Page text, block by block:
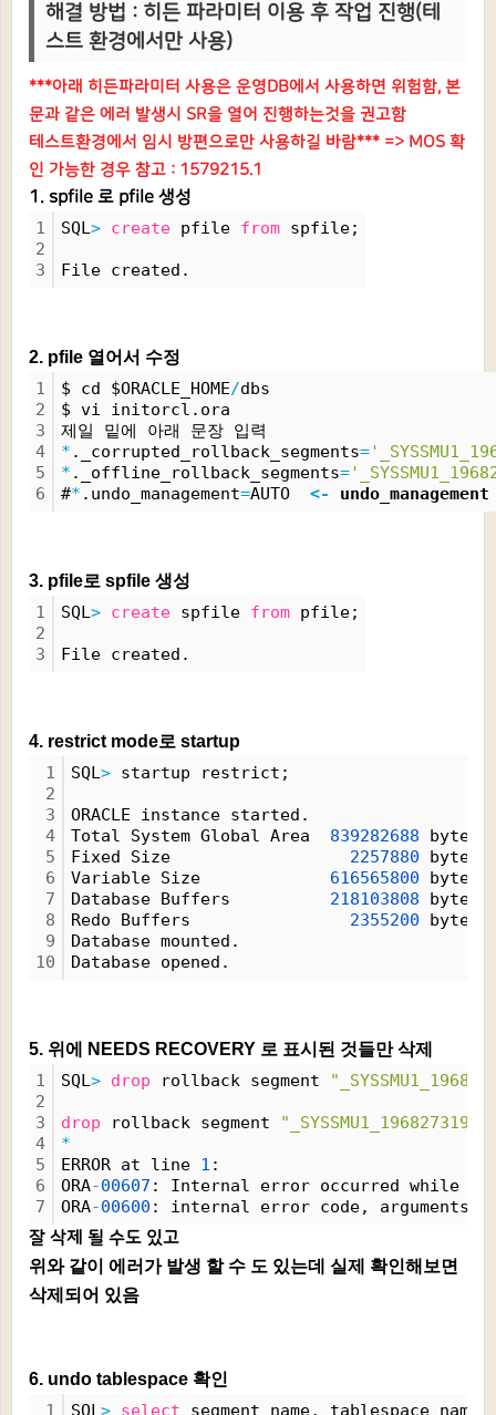
해결 방법 : 히든 파라미터 이용 후 작업 진행(테
스트 환경에서만 사용)
***아래 히든파라미터 사용은 운영DB에서 사용하면 위험함, 본
문과 같은 에러 발생시 SR을 열어 진행하는것을 권고함
테스트환경에서 임시 방편으로만 사용하길 바람*** => MOS 확
인 가능한 경우 참고 : 1579215.1
1. spfile 로 pfile 생성
1
2
3
SQL> create pfile from spfile;
File created.
2. pfile 열어서 수정
1
2
3
4
5
6
$ cd $ORACLE_HOME/dbs
$ vi initorcl.ora
제일 밑에 아래 문장 입력
* ._corrupted_rollback_segments=
* ._offline_rollback_segments=
#* .undo_management=AUTO <- undo_management
3. pfile로 spfile 생성
1
2
3
SQL> create spfile from pfile;
File created.
4. restrict mode로 startup
1
2
3
4
5
6
7
8
9
10
SQL> startup restrict;
ORACLE instance started.
Total System Global Area 839282688 bytes
Fixed Size 2257880 bytes
Variable Size 616565800 bytes
Database Buffers 218103808 bytes
Redo Buffers 2355200 bytes
Database mounted.
Database opened.
5. 위에 NEEDS RECOVERY 로 표시된 것들만 삭제
1
2
3
4
5
6
7
SQL> drop rollback segment
drop rollback segment
*
ERROR at line 1 :
ORA-00607 : Internal error occurred while
ORA-00600 : internal error code, arguments:
잘 삭제 될 수도 있고
위와 같이 에러가 발생 할 수 도 있는데 실제 확인해보면
삭제되어 있음
6. undo tablespace 확인
1 SQL > select segment_name,